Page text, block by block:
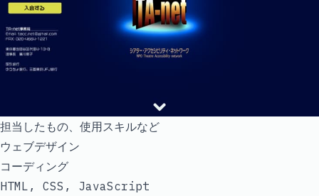
担当したもの、使用スキルなど
ウェブデザイン
コーディング
HTML, CSS, JavaScript